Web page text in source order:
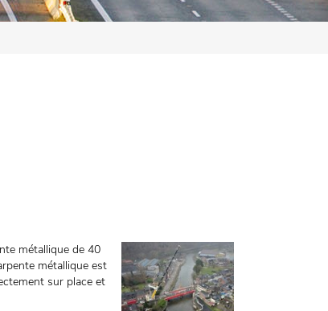
métallique de 40
métallique est
sur place et